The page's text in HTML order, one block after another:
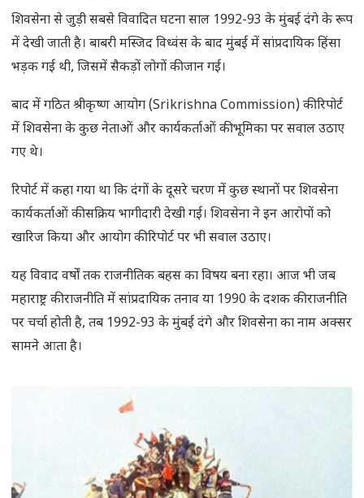
शिवसेना से जुड़ी सबसे विवादित घटना साल 1992-93 के मुंबई दंगे के रूप
में देखी जाती है। बाबरी मस्जिद विध्वंस के बाद मुंबई में सांप्रदायिक हिंसा
भड़क गई थी, जिसमें सैकड़ों लोगों की जान गई।
बाद में गठित श्रीकृष्ण आयोग (Srikrishna Commission) की रिपोर्ट
में शिवसेना के कुछ नेताओं और कार्यकर्ताओं की भूमिका पर सवाल उठाए
गए थे।
रिपोर्ट में कहा गया था कि दंगों के दूसरे चरण में कुछ स्थानों पर शिवसेना
कार्यकर्ताओं की सक्रिय भागीदारी देखी गई। शिवसेना ने इन आरोपों को
खारिज किया और आयोग की रिपोर्ट पर भी सवाल उठाए।
यह विवाद वर्षों तक राजनीतिक बहस का विषय बना रहा। आज भी जब
महाराष्ट्र की राजनीति में सांप्रदायिक तनाव या 1990 के दशक की राजनीति
पर चर्चा होती है, तब 1992-93 के मुंबई दंगे और शिवसेना का नाम अक्सर
सामने आता है।